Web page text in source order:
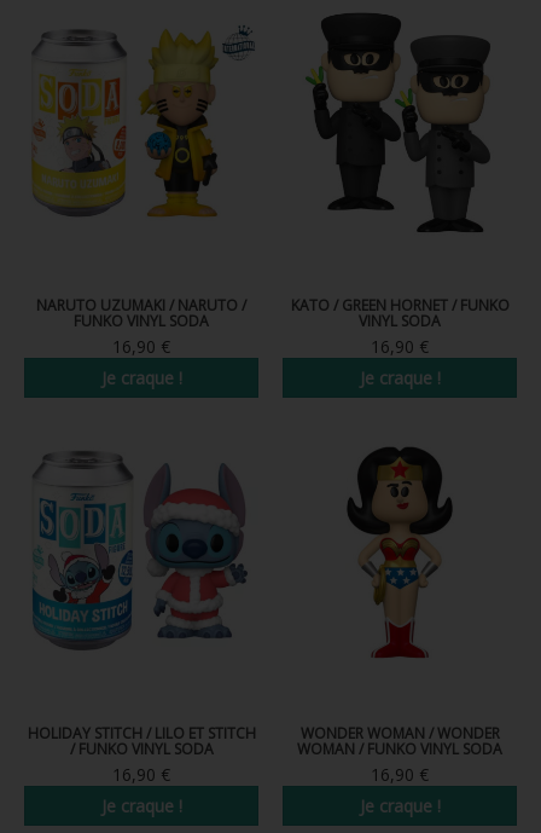
FIGURINES POP MUSIQUE
FIGURINES POP SÉRIE TV
FIGURINES POP AUTRES FILMS
FIGURINES POP SPORTS
FIGURINES POP ANIME
FIGURINES POP STAR WARS
FIGURINES POP STRANGER THINGS
FIGURINES POP DC COMICS
FIGURINES POP JEUX VIDÉO
FIGURINE POP AD ICONS
FIGURINE POP ROYALS FAMILY
FIGURINE POP RETRO TOYS
POP PROTECTION
PORTE-CLÉS POCKET POP
NARUTO UZUMAKI / NARUTO /
FUNKO VINYL SODA
16,90 €
Je craque !
KATO / GREEN HORNET / FUNKO
VINYL SODA
16,90 €
Je craque !
HOLIDAY STITCH / LILO ET STITCH
/ FUNKO VINYL SODA
16,90 €
Je craque !
WONDER WOMAN / WONDER
WOMAN / FUNKO VINYL SODA
16,90 €
Je craque !